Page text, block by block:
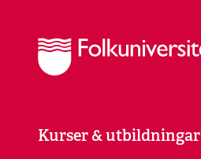
Kurser & utbildningar